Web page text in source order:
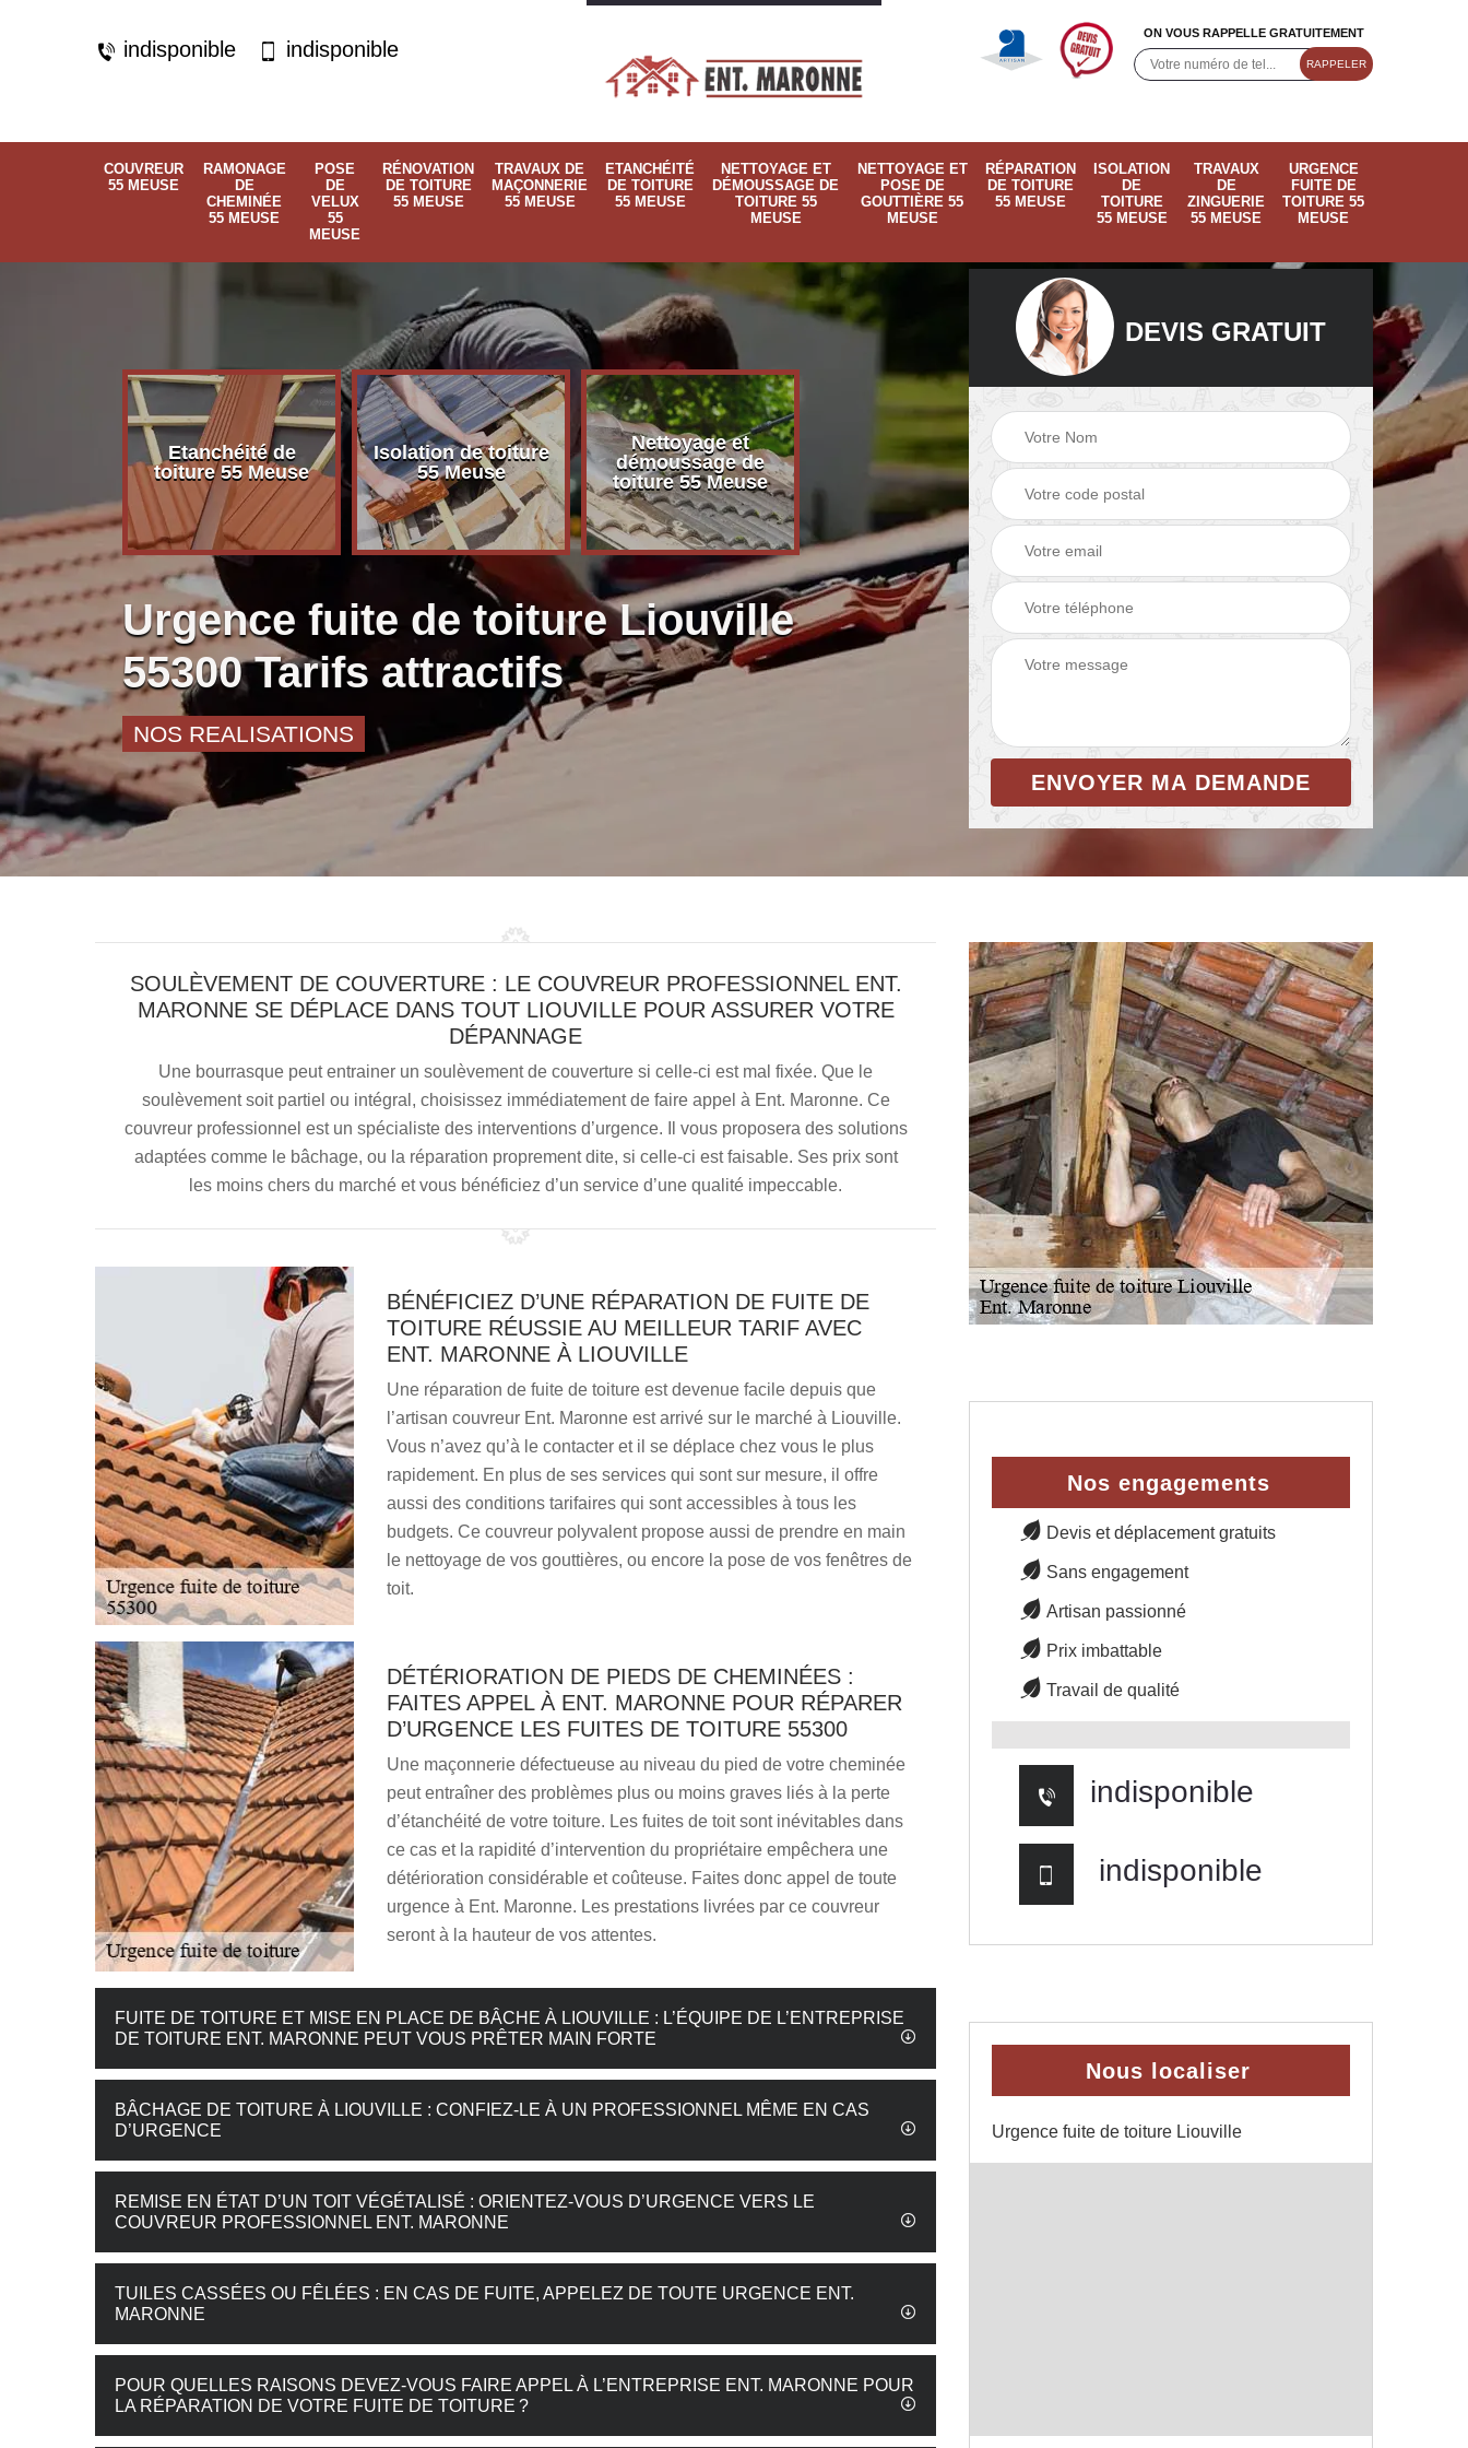
indisponible indisponible
ON VOUS RAPPELLE GRATUITEMENT
COUVREUR
55 MEUSE
RAMONAGE
DE
CHEMINÉE
55 MEUSE
POSE
DE
VELUX
55
MEUSE
RÉNOVATION
DE TOITURE
55 MEUSE
TRAVAUX DE
MAÇONNERIE
55 MEUSE
ETANCHÉITÉ
DE TOITURE
55 MEUSE
NETTOYAGE ET
DÉMOUSSAGE DE
TOITURE 55
MEUSE
NETTOYAGE ET
POSE DE
GOUTTIÈRE 55
MEUSE
RÉPARATION
DE TOITURE
55 MEUSE
ISOLATION
DE
TOITURE
55 MEUSE
TRAVAUX
DE
ZINGUERIE
55 MEUSE
URGENCE
FUITE DE
TOITURE 55
MEUSE
Etanchéité de
toiture 55 Meuse
Isolation de toiture
55 Meuse
Nettoyage et
démoussage de
toiture 55 Meuse
Nettoyage et pose
de gouttière 55
Meuse
Meuse
Ramonage de
cheminée 55
Urgence fuite de toiture Liouville
55300 Tarifs attractifs
NOS REALISATIONS
DEVIS GRATUIT
SOULÈVEMENT DE COUVERTURE : LE COUVREUR PROFESSIONNEL ENT.
MARONNE SE DÉPLACE DANS TOUT LIOUVILLE POUR ASSURER VOTRE
DÉPANNAGE
Une bourrasque peut entrainer un soulèvement de couverture si celle-ci est mal fixée. Que le
soulèvement soit partiel ou intégral, choisissez immédiatement de faire appel à Ent. Maronne. Ce
couvreur professionnel est un spécialiste des interventions d’urgence. Il vous proposera des solutions
adaptées comme le bâchage, ou la réparation proprement dite, si celle-ci est faisable. Ses prix sont
les moins chers du marché et vous bénéficiez d’un service d’une qualité impeccable.
BÉNÉFICIEZ D’UNE RÉPARATION DE FUITE DE
TOITURE RÉUSSIE AU MEILLEUR TARIF AVEC
ENT. MARONNE À LIOUVILLE
Une réparation de fuite de toiture est devenue facile depuis que
l’artisan couvreur Ent. Maronne est arrivé sur le marché à Liouville.
Vous n’avez qu’à le contacter et il se déplace chez vous le plus
rapidement. En plus de ses services qui sont sur mesure, il offre
aussi des conditions tarifaires qui sont accessibles à tous les
budgets. Ce couvreur polyvalent propose aussi de prendre en main
le nettoyage de vos gouttières, ou encore la pose de vos fenêtres de
toit.
DÉTÉRIORATION DE PIEDS DE CHEMINÉES :
FAITES APPEL À ENT. MARONNE POUR RÉPARER
D’URGENCE LES FUITES DE TOITURE 55300
Une maçonnerie défectueuse au niveau du pied de votre cheminée
peut entraîner des problèmes plus ou moins graves liés à la perte
d’étanchéité de votre toiture. Les fuites de toit sont inévitables dans
ce cas et la rapidité d’intervention du propriétaire empêchera une
détérioration considérable et coûteuse. Faites donc appel de toute
urgence à Ent. Maronne. Les prestations livrées par ce couvreur
seront à la hauteur de vos attentes.
FUITE DE TOITURE ET MISE EN PLACE DE BÂCHE À LIOUVILLE : L’ÉQUIPE DE L’ENTREPRISE
DE TOITURE ENT. MARONNE PEUT VOUS PRÊTER MAIN FORTE
BÂCHAGE DE TOITURE À LIOUVILLE : CONFIEZ-LE À UN PROFESSIONNEL MÊME EN CAS
D’URGENCE
REMISE EN ÉTAT D’UN TOIT VÉGÉTALISÉ : ORIENTEZ-VOUS D’URGENCE VERS LE
COUVREUR PROFESSIONNEL ENT. MARONNE
TUILES CASSÉES OU FÊLÉES : EN CAS DE FUITE, APPELEZ DE TOUTE URGENCE ENT.
MARONNE
POUR QUELLES RAISONS DEVEZ-VOUS FAIRE APPEL À L’ENTREPRISE ENT. MARONNE POUR
LA RÉPARATION DE VOTRE FUITE DE TOITURE ?
Nos engagements
Devis et déplacement gratuits
Sans engagement
Artisan passionné
Prix imbattable
Travail de qualité
indisponible
indisponible
Nous localiser
Urgence fuite de toiture Liouville